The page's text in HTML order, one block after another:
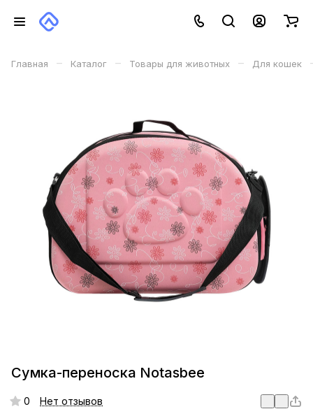
Главная – Каталог – Товары для животных – Для кошек
Сумка-переноска Notasbee
0 Нет отзывов